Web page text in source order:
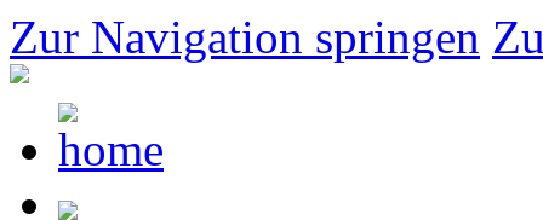
Zur Navigation springen